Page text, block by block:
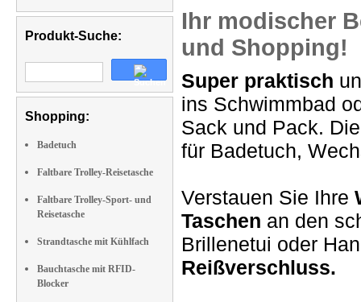
Produkt-Suche:
Shopping:
Badetuch
Faltbare Trolley-Reisetasche
Faltbare Trolley-Sport- und
Reisetasche
Strandtasche mit Kühlfach
Bauchtasche mit RFID-
Blocker
Ihr modischer
und Shopping!
Super praktisch
ins Schwimmbad
Sack und Pack.
für Badetuch,
Verstauen Sie Ihre
Taschen an den
Brillenetui oder
Reißverschluss.